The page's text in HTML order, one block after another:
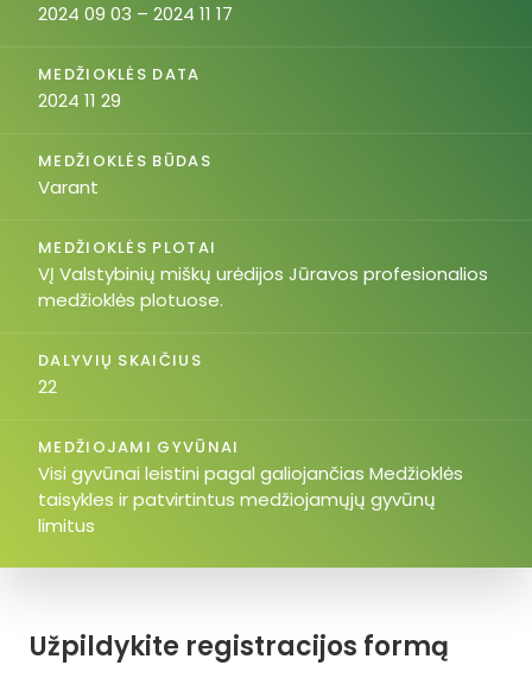
Užpildykite registracijos formą
2024 09 03 – 2024 11 17
MEDŽIOKLĖS DATA
2024 11 29
MEDŽIOKLĖS BŪDAS
Varant
MEDŽIOKLĖS PLOTAI
VĮ Valstybinių miškų urėdijos Jūravos profesionalios
medžioklės plotuose.
DALYVIŲ SKAIČIUS
22
MEDŽIOJAMI GYVŪNAI
Visi gyvūnai leistini pagal galiojančias Medžioklės
taisykles ir patvirtintus medžiojamųjų gyvūnų
limitus